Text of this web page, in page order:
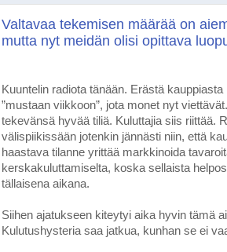
Valtavaa tekemisen määrää on
mutta nyt meidän olisi opittava
Kuuntelin radiota tänään. Erästä
”mustaan viikkoon”, jota monet nyt
tekevänsä hyvää tiliä. Kuluttajia siis riittää.
välispiikissään jotenkin jännästi niin, että
haastava tilanne yrittää markkinoida
kerskakuluttamiselta, koska sellaista
tällaisena aikana.
Siihen ajatukseen kiteytyi aika hyvin tämä
Kulutushysteria saa jatkua, kunhan se ei